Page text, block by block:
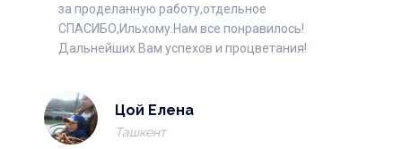
за проделанную работу,отдельное
СПАСИБО,Ильхому.Нам все понравилось!
Дальнейших Вам успехов и процветания!
Цой Елена
Ташкент